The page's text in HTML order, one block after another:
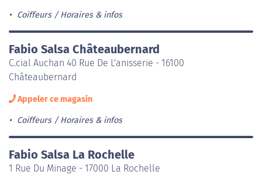
Coiffeurs Horaires & infos
Fabio Salsa Châteaubernard
C.cial Auchan 40 Rue De L'anisserie - 16100
Châteaubernard
Appeler ce magasin
Coiffeurs Horaires & infos
Fabio Salsa La Rochelle
1 Rue Du Minage - 17000 La Rochelle